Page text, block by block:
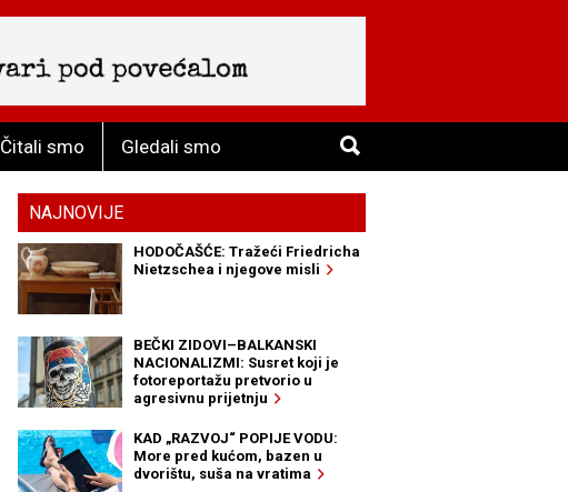
Čitali smo Gledali smo
NAJNOVIJE
HODOČAŠĆE: Tražeći Friedricha
Nietzschea i njegove misli
BEČKI ZIDOVI–BALKANSKI
NACIONALIZMI: Susret koji je
fotoreportažu pretvorio u
agresivnu prijetnju
KAD „RAZVOJ“ POPIJE VODU:
More pred kućom, bazen u
dvorištu, suša na vratima